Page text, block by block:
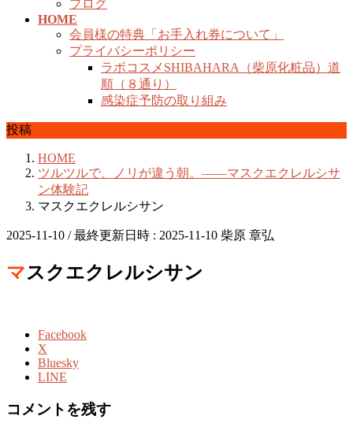
ブログ
HOME
会員様の特典「お手入れ券について」
プライバシーポリシー
ラボコスメSHIBAHARA（柴原化粧品）道
順（８通り）
感染症予防の取り組み
投稿
HOME
ツルツルで、ノリが違う朝。――マスクエクレルシサ
ン体験記
マスクエクレルシサン
2025-11-10 / 最終更新日時 : 2025-11-10 柴原 章弘
マスクエクレルシサン
Facebook
X
Bluesky
LINE
コメントを残す